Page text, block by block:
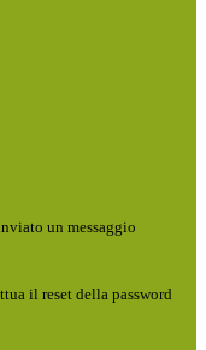
un messaggio
il reset della password